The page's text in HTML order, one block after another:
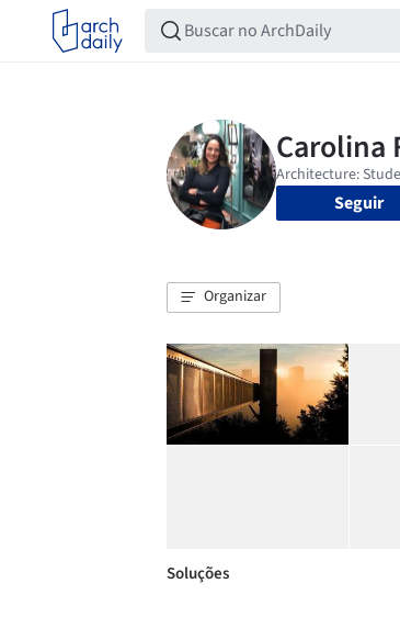
Seguir
Organizar
Soluções